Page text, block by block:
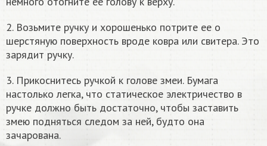
2. Возьмите ручку и хорошенько потрите ее о
шерстяную поверхность вроде ковра или свитера. Это
зарядит ручку.
3. Прикоснитесь ручкой к голове змеи. Бумага
настолько легка, что статическое электричество в
ручке должно быть достаточно, чтобы заставить
змею подняться следом за ней, будто она
зачарована.